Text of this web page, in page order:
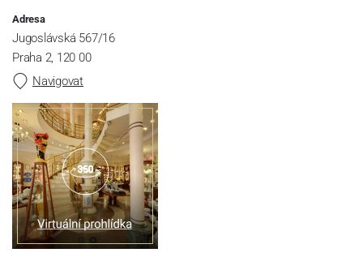
Adresa
Jugoslávská 567/16
Praha 2, 120 00
Navigovat